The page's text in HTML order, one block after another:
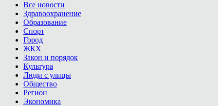
Все новости
Здравоохранение
Образование
Спорт
Город
ЖКХ
Закон и порядок
Культура
Люди с улицы
Общество
Регион
Экономика